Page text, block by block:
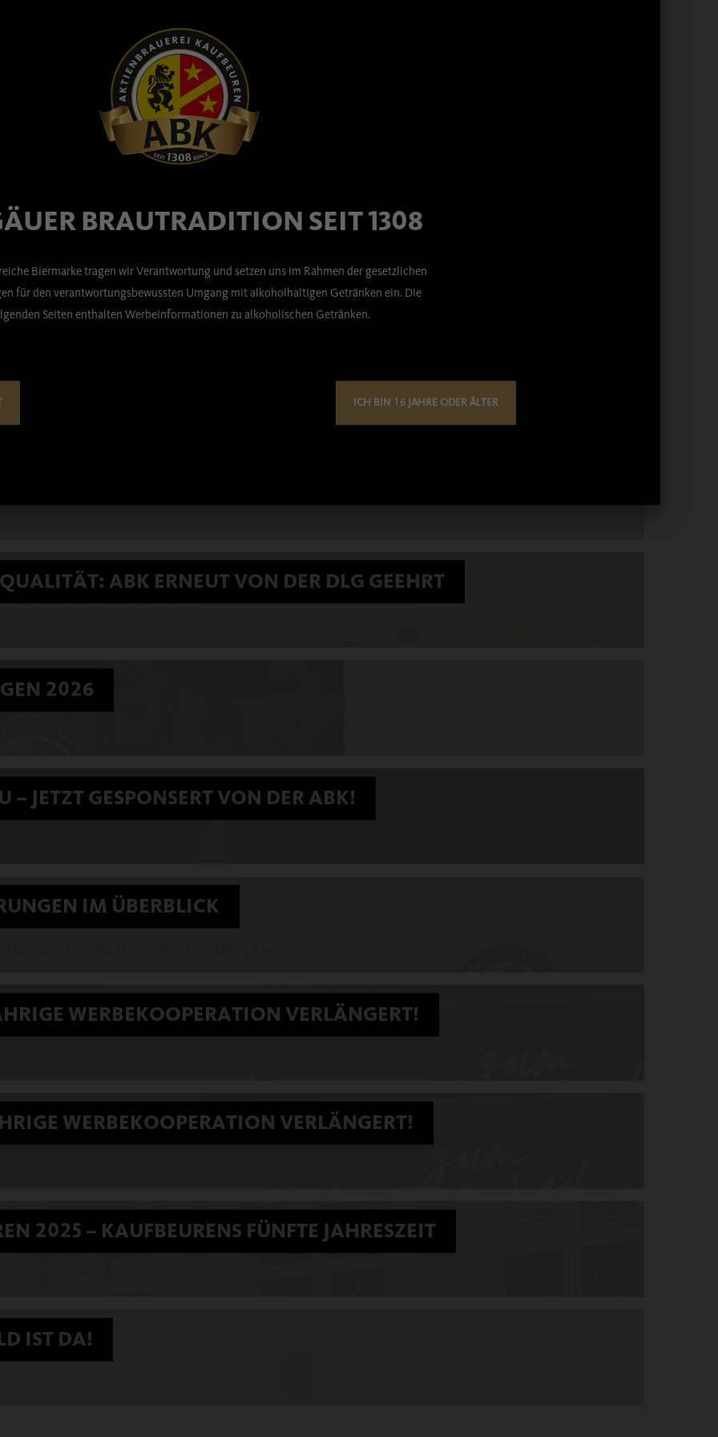
BRAUTRADITION SEIT 1308
Biermarke tragen wir Verantwortung und setzen uns im Rahmen der gesetzlichen
für den verantwortungsbewussten Umgang mit alkoholhaltigen Getränken ein. Die
Seiten enthalten Werbeinformationen zu alkoholischen Getränken.
ICH BIN 16 JAHRE ODER ÄLTER
mit uns gefeiert haben!
wenn es wieder heißt: Prost auf den Tag des Deutschen Bieres!
– und den passenden Getränken!
ABK ERNEUT VON DER DLG GEEHRT
2026
– JETZT GESPONSERT VON DER ABK!
IM ÜBERBLICK
und internationalen Wettbewerben.
WERBEKOOPERATION VERLÄNGERT!
WERBEKOOPERATION VERLÄNGERT!
- Abteilung Ringen, um ein weiteres
2025 – KAUFBEURENS FÜNFTE JAHRESZEIT
älteste historische Kinderfest Bayerns –
IST DA!